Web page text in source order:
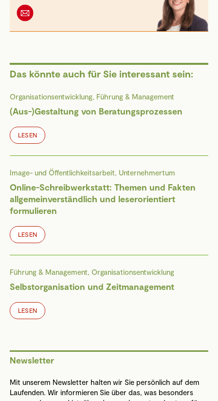
Das könnte auch für Sie interessant sein:
Organisationsentwicklung, Führung & Management
(Aus-)Gestaltung von Beratungsprozessen
LESEN
Image- und Öffentlichkeitsarbeit, Unternehmertum
Online-Schreibwerkstatt: Themen und Fakten
allgemeinverständlich und leserorientiert
formulieren
LESEN
Führung & Management, Organisationsentwicklung
Selbstorganisation und Zeitmanagement
LESEN
Newsletter
Mit unserem Newsletter halten wir Sie persönlich auf dem
Laufenden. Wir informieren Sie über das, was besonders